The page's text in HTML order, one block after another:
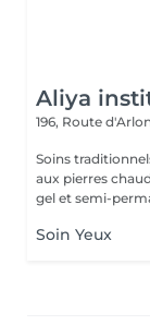
Aliya
196, Route
Soins
aux pierres
gel et semi-
Soin Yeux